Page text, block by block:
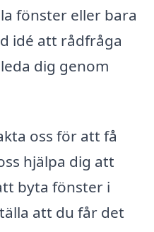
fönster eller bara
idé att rådfråga
dig genom
oss för att få
hjälpa dig att
byta fönster i
att du får det